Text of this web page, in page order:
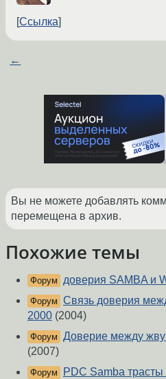
Ссылка
←
Вы не можете добавлять
перемещена в архив.
Похожие темы
Форум доверия SAMBA и
Форум Связь доверия
2000 (2004)
Форум Доверие между
(2007)
Форум PDC Samba